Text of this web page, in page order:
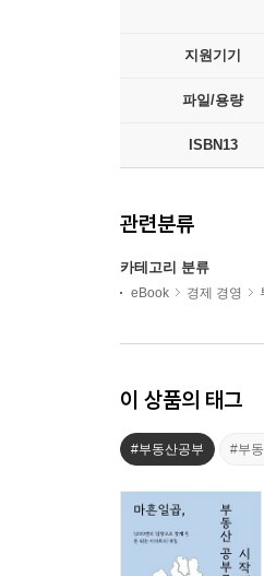
지원기기
파일/용량
ISBN13
관련분류
카테고리 분류
eBook 경제 경영
이 상품의 태그
#부동산공부 #부